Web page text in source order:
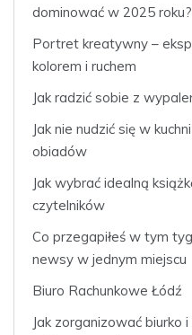
dominować w 2025 roku?
Portret kreatywny –
kolorem i ruchem
Jak radzić sobie z
Jak nie nudzić się w
obiadów
Jak wybrać idealną
czytelników
Co przegapiłeś w tym
newsy w jednym miejscu
Biuro Rachunkowe Łódź
Jak zorganizować biurko